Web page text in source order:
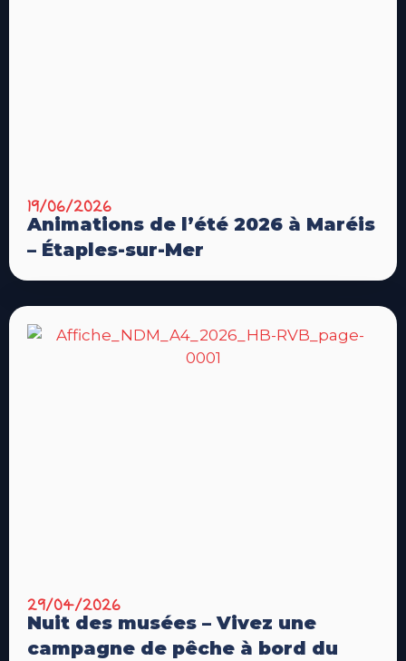
19/06/2026
Animations de l’été 2026 à Maréis
– Étaples-sur-Mer
29/04/2026
Nuit des musées – Vivez une
campagne de pêche à bord du